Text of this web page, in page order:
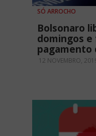
SÓ ARROCHO
Bolsonaro
domingos
pagamento
12 NOVEMBRO,